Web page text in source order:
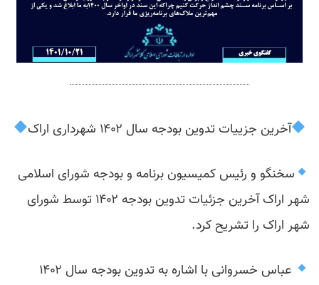
آخرین جزییات تدوین بودجه سال ۱۴۰۲ شهرداری اراک
سخنگو و رئیس کمیسیون برنامه و بودجه شورای اسلامی
شهر اراک آخرین جزئیات تدوین بودجه ۱۴۰۲ توسط شورای
شهر اراک را تشریح کرد.
عباس خسروانی با اشاره به تدوین بودجه سال ۱۴۰۲